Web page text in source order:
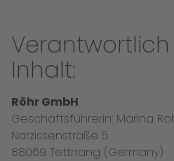
Inhalt:
Röhr GmbH
Geschäftsführerin: Marina
Narzissenstraße 5
88069 Tettnang (Germany)